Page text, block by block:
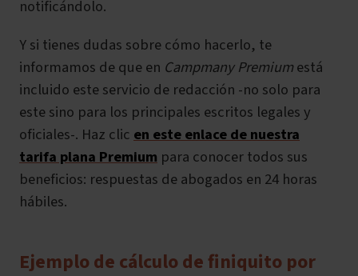
notificándolo.
Y si tienes dudas sobre cómo hacerlo, te
informamos de que en Campmany Premiumestá
incluido este servicio de redacción -no solo para
este sino para los principales escritos legales y
oficiales-. Haz clicen este enlace de nuestra
tarifa plana Premium para conocer todos sus
beneficios: respuestas de abogados en 24 horas
hábiles.
Ejemplo de cálculo de finiquito por